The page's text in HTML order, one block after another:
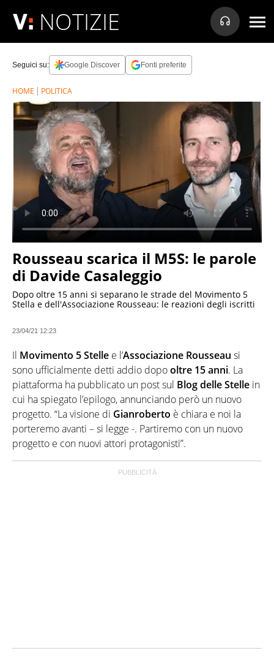
NOTIZIE
Seguici su: Google Discover Fonti preferite
HOME POLITICA
Rousseau scarica il M5S: le parole
di Davide Casaleggio
Dopo oltre 15 anni si separano le strade del Movimento 5
Stella e dell'Associazione Rousseau: le reazioni degli iscritti
23/04/21 12:23
Il Movimento 5 Stelle e l’Associazione Rousseau si
sono ufficialmente detti addio dopooltre 15anni. La
piattaforma ha pubblicato un post sul Blog delle Stelle in
cui ha spiegato l’epilogo, annunciando però un nuovo
progetto. “La visione di Gianroberto è chiara e noi la
porteremo avanti – si legge -. Partiremo con un nuovo
progetto e con nuovi attori protagonisti”.